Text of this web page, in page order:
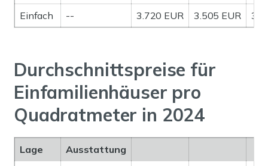
Einfach
-- 3.720 EUR 3.505 EUR
Durchschnittspreise für
Einfamilienhäuser pro
Quadratmeter in 2024
Lage
Ausstattung